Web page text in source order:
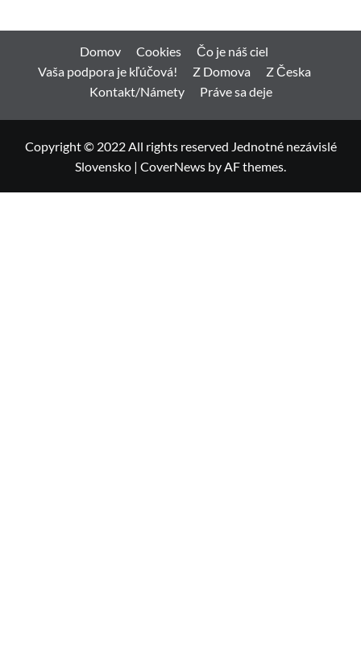
Domov Cookies
Čo je náš ciel
Vaša podpora je kľúčová!
Z Domova
Z Česka
Kontakt/Námety
Práve sa deje
Copyright © 2022 All rights reserved Jednotné nezávislé
Slovensko | CoverNews by AF themes.